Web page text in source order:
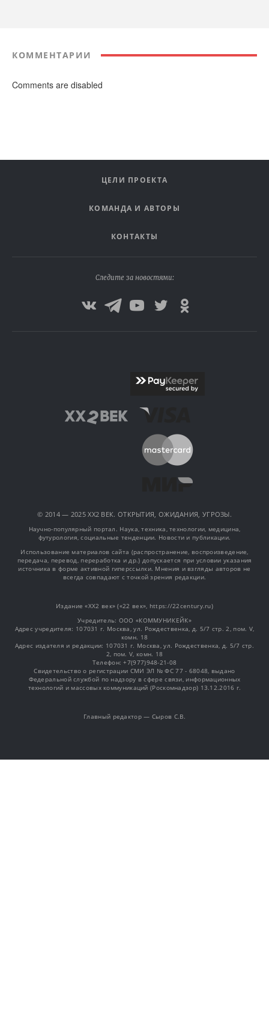
КОММЕНТАРИИ
Comments are disabled
ЦЕЛИ ПРОЕКТА
КОМАНДА И АВТОРЫ
КОНТАКТЫ
Следите за новостями:
© 2014 — 2025 XX2 ВЕК. ОТКРЫТИЯ, ОЖИДАНИЯ, УГРОЗЫ.
Научно-популярный портал. Наука, техника, технологии, медицина,
футурология, социальные тенденции. Новости и публикации.
Использование материалов сайта (распространение, воспроизведение,
передача, перевод, переработка и др.) допускается при условии указания
источника в форме активной гиперссылки. Мнения и взгляды авторов не
всегда совпадают с точкой зрения редакции.
Издание «XX2 век» («22 век», https://22century.ru)
Учредитель: OOO «КОММУНИКЕЙК»
Адрес учредителя: 107031 г. Москва, ул. Рождественка, д. 5/7 стр. 2, пом. V,
комн. 18
Адрес издателя и редакции: 107031 г. Москва, ул. Рождественка, д. 5/7 стр.
2, пом. V, комн. 18
Телефон: +7(977)948-21-08
Свидетельство о регистрации СМИ ЭЛ № ФС 77 - 68048, выдано
Федеральной службой по надзору в сфере связи, информационных
технологий и массовых коммуникаций (Роскомнадзор) 13.12.2016 г.
Главный редактор — Сыров С.В.